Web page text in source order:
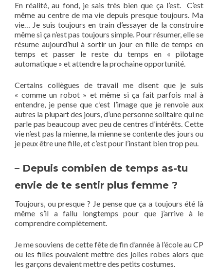
En réalité, au fond, je sais très bien que ça l’est. C’est
même au centre de ma vie depuis presque toujours. Ma
vie… Je suis toujours en train d’essayer de la construire
même si ça n’est pas toujours simple. Pour résumer, elle se
résume aujourd’hui à sortir un jour en fille de temps en
temps et passer le reste du temps en « pilotage
automatique » et attendre la prochaine opportunité.
Certains collègues de travail me disent que je suis
« comme un robot » et même si ça fait parfois mal à
entendre, je pense que c’est l’image que je renvoie aux
autres la plupart des jours, d’une personne solitaire qui ne
parle pas beaucoup avec peu de centres d’intérêts. Cette
vie n’est pas la mienne, la mienne se contente des jours ou
je peux être une fille, et c’est pour l’instant bien trop peu.
– Depuis combien de temps as-tu
envie de te sentir plus femme ?
Toujours, ou presque ? Je pense que ça a toujours été là
même s’il a fallu longtemps pour que j’arrive à le
comprendre complètement.
Je me souviens de cette fête de fin d’année à l’école au CP
ou les filles pouvaient mettre des jolies robes alors que
les garçons devaient mettre des petits costumes.